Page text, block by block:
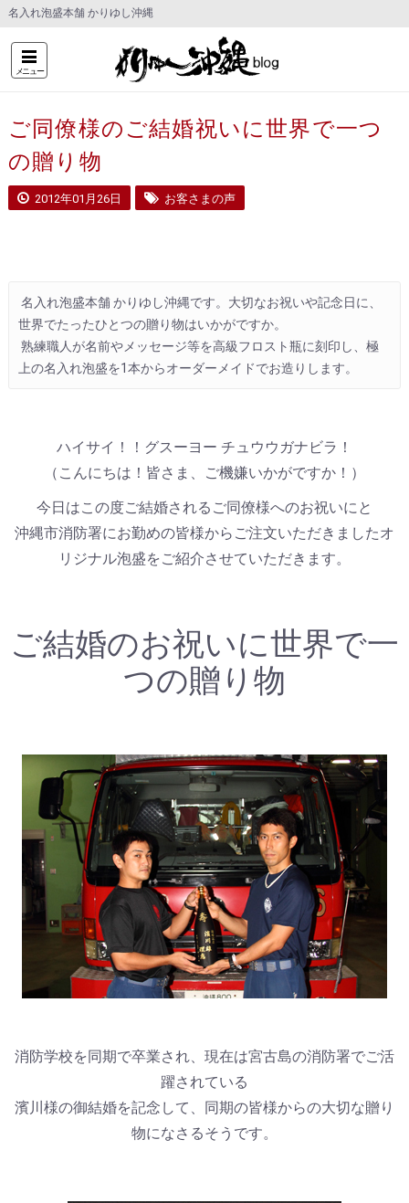
名入れ泡盛本舗 かりゆし沖縄
メニュー
ご同僚様のご結婚祝いに世界で一つ
の贈り物
2012年01月26日 お客さまの声
世界でたったひとつの贈り物はいかがですか。
上の名入れ泡盛を1本からオーダーメイドでお造りします。
ハイサイ！！グスーヨー チュウウガナビラ！
（こんにちは！皆さま、ご機嫌いかがですか！）
今日はこの度ご結婚されるご同僚様へのお祝いにと
沖縄市消防署にお勤めの皆様からご注文いただきましたオ
リジナル泡盛をご紹介させていただきます。
ご結婚のお祝いに世界で一
つの贈り物
消防学校を同期で卒業され、現在は宮古島の消防署でご活
躍されている
濱川様の御結婚を記念して、同期の皆様からの大切な贈り
物になさるそうです。